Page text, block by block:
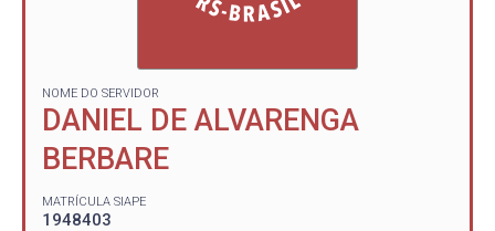
NOME DO SERVIDOR
DANIEL DE ALVARENGA
BERBARE
MATRÍCULA SIAPE
1948403